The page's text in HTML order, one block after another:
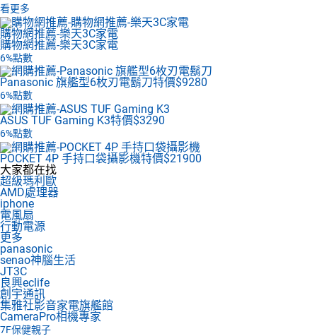
看更多
購物網推薦-樂天3C家電
購物網推薦-樂天3C家電
6%點數
Panasonic 旗艦型6枚刃電鬍刀特價$9280
6%點數
ASUS TUF Gaming K3特價$3290
6%點數
POCKET 4P 手持口袋攝影機特價$21900
大家都在找
超級瑪利歐
AMD處理器
iphone
電風扇
行動電源
更多
panasonic
senao神腦生活
JT3C
良興eclife
創宇通訊
集雅社影音家電旗艦館
CameraPro相機專家
7F保健親子